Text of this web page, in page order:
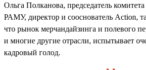
Ольга Полканова, председатель
РАМУ, директор и сооснователь Action,
что рынок мерчандайзинга и полевого
и многие другие отрасли, испытывает
кадровый голод.